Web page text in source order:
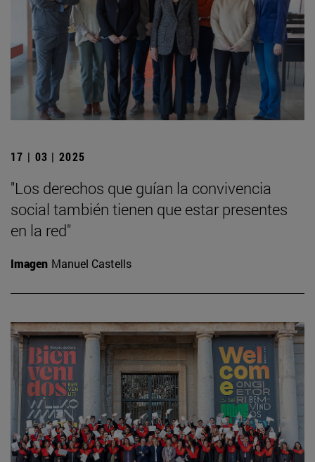
17 | 03 | 2025
"Los derechos que guían la convivencia
social también tienen que estar presentes
en la red"
Imagen Manuel Castells